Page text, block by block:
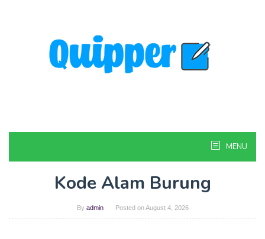
MENU
Kode Alam Burung
By admin Posted onAugust 4, 2026